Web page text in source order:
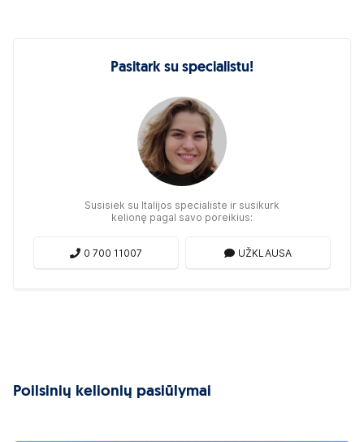
Pasitark su specialistu!
Susisiek su Italijos specialiste ir susikurk
kelionę pagal savo poreikius:
0 700 11007 UŽKLAUSA
Poilsinių kelionių pasiūlymai